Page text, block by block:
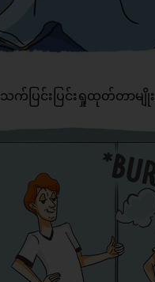
က်ပြင်းပြင်းရှုထုတ်တာမျိုး